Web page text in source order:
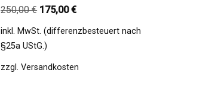
250,00€ 175,00€
inkl. MwSt. (differenzbesteuert nach
§25a UStG.)
zzgl.Versandkosten